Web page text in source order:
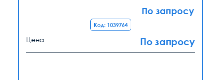
По запросу
Код: 1039764
Цена По запросу